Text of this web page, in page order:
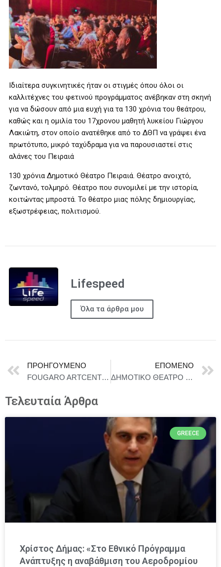
Ιδιαίτερα συγκινητικές ήταν οι στιγμές όπου όλοι οι
καλλιτέχνες του φετινού προγράμματος ανέβηκαν στη σκηνή
για να δώσουν από μια ευχή για τα 130 χρόνια του θεάτρου,
καθώς και η ομιλία του 17χρονου μαθητή λυκείου Γιώργου
Λακιώτη, στον οποίο ανατέθηκε από το ΔΘΠ να γράψει ένα
πρωτότυπο, μικρό ταχύδραμα για να παρουσιαστεί στις
αλάνες του Πειραιά
130 χρόνια Δημοτικό Θέατρο Πειραιά. Θέατρο ανοιχτό,
ζωντανό, τολμηρό. Θέατρο που συνομιλεί με την ιστορία,
κοιτώντας μπροστά. Το θέατρο μιας πόλης δημιουργίας,
εξωστρέφειας, πολιτισμού.
Lifespeed
Όλα τα άρθρα μου
ΠΡΟΗΓΟΎΜΕΝΟ
FOUGARO ARTCENTER – MUSIC & WINE FESTIVAL #2 – Παρασκευή 19 & Σάββατο 20 Σεπτεμβρίου
ΕΠΌΜΕΝΟ
ΔΗΜΟΤΙΚΟ ΘΕΑΤΡΟ ΠΕΙΡΑΙΑ 2025 – 2026 ΑΝΑΛΥΤΙΚΟ ΠΡΟΓΡΑΜΜΑ
Τελευταία Άρθρα
GREECE
Χρίστος Δήμας: «Στο Εθνικό Πρόγραμμα
Ανάπτυξης η αναβάθμιση του Αεροδρομίου